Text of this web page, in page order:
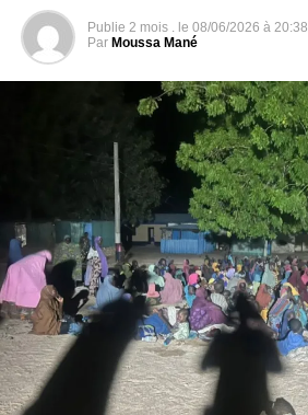
Publie 2 mois . le 08/06/2026 à 20:38
Par Moussa Mané